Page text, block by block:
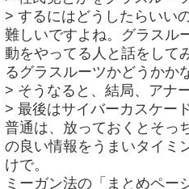
> するにはどうしたらいい
難しいですよね。グラスル
動をやってる人と話をして
るグラスルーツかどうかか
> そうなると、結局、アナ
> 最後はサイバーカスケー
普通は、放っておくとそっ
の良い情報をうまいタイミ
けで。
ミーガン法の「まとめペー